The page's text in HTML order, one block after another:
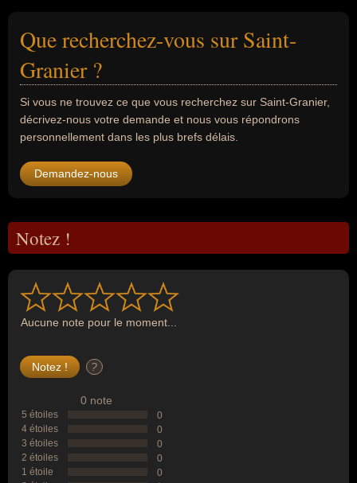
Que recherchez-vous sur Saint-
Granier ?
Si vous ne trouvez ce que vous recherchez sur Saint-Granier,
décrivez-nous votre demande et nous vous répondrons
personnellement dans les plus brefs délais.
Demandez-nous
Notez !
Aucune note pour le moment...
?
0 note
5 étoiles
0
4 étoiles
0
3 étoiles
0
2 étoiles
0
1 étoile
0